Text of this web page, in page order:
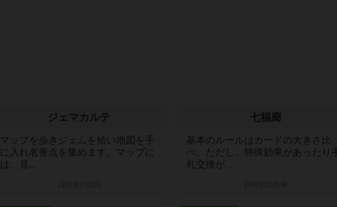
ジェマカルテ
マップを歩きジェムを拾い地図を手
に入れ名誉点を集めます。マップに
は、見...
七福廊
基本のルールはカードの大きさ比
べ。ただし、特殊効果があったり
札交換が...